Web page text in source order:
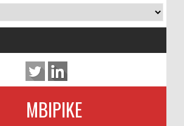
MBIPIKE